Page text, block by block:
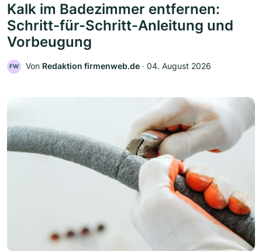
Kalk im Badezimmer entfernen:
Schritt-für-Schritt-Anleitung und
Vorbeugung
FW Von Redaktion firmenweb.de ‧ 04. August 2026